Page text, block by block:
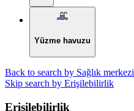
Yüzme havuzu
Back to search by Sağlık merkezi
Skip search by Erişilebilirlik
Erişilebilirlik